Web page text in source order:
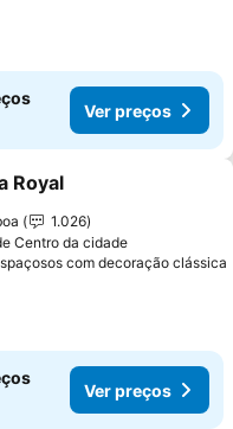
Ver preços
aos favoritos
Royal
1.026
Centro da cidade
com decoração clássica
Ver preços